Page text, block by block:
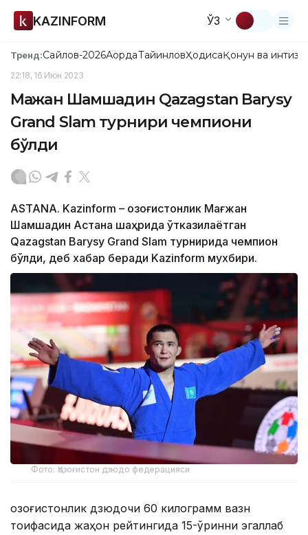
KAZINFORM ЎЗ
Тренд:Сайлов-2026АқордаТайинловҲодисаҚонун ва
22:18, 16 Июн 2023
Мағжан Шамшадин Qazagstan Barysy
Grand Slam турнири чемпиони
бўлди
ASTANA. Kazinform – Қозоғистонлик Мағжан
Шамшадин Астана шаҳрида ўтказилаётган
Qazagstan Barysy Grand Slam турнирида чемпион
бўлди, деб хабар беради Kazinform мухбири.
Фото: Қозоғистон дзюдо федерацияси
Қозоғистонлик дзюдочи 60 килограмм вазн
тоифасида жаҳон рейтингида 15-ўринни эгаллаб